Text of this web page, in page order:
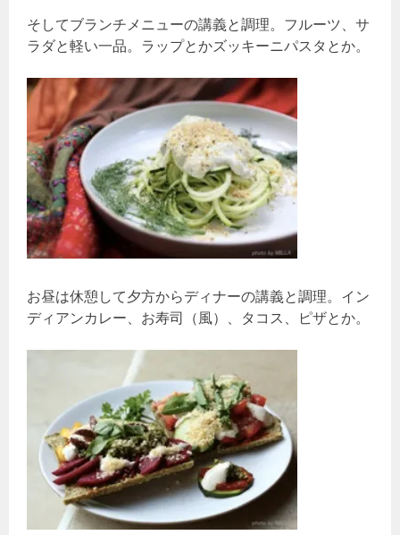
そしてブランチメニューの講義と調理。フルーツ、サ
ラダと軽い一品。ラップとかズッキーニパスタとか。
お昼は休憩して夕方からディナーの講義と調理。イン
ディアンカレー、お寿司（風）、タコス、ピザとか。